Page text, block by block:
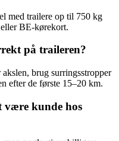
med trailere op til 750 kg
BE‑kørekort.
på traileren?
brug surringsstropper
efter de første 15–20 km.
være kunde hos